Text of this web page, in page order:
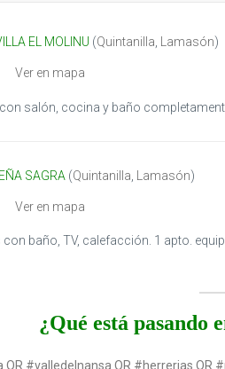
EL MOLINU (Quintanilla Lamasón)
Ver en mapa
salón, cocina y baño
SAGRA (Quintanilla Lamasón)
Ver en mapa
baño, TV, calefacción. 1 apto.
¿Qué está pasando
#valledelnansa OR #herrerias OR